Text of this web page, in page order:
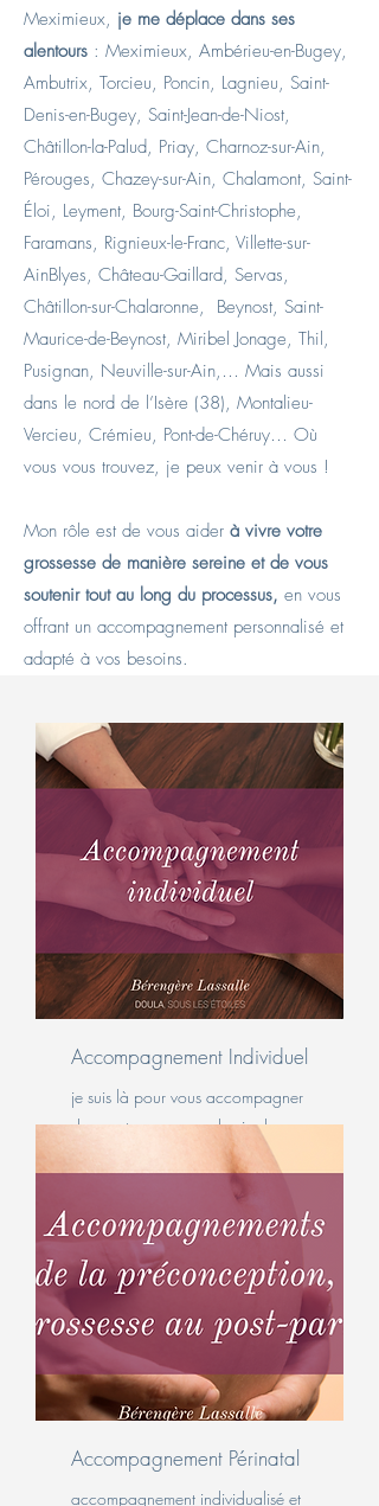
Meximieux, je me déplace dans ses
alentours : Meximieux, Ambérieu-en-Bugey,
Ambutrix, Torcieu, Poncin, Lagnieu, Saint-
Denis-en-Bugey, Saint-Jean-de-Niost,
Châtillon-la-Palud, Priay, Charnoz-sur-Ain,
Pérouges, Chazey-sur-Ain, Chalamont, Saint-
Éloi, Leyment, Bourg-Saint-Christophe,
Faramans, Rignieux-le-Franc, Villette-sur-
AinBlyes, Château-Gaillard, Servas,
Châtillon-sur-Chalaronne, Beynost, Saint-
Maurice-de-Beynost, Miribel Jonage, Thil,
Pusignan, Neuville-sur-Ain,… Mais aussi
dans le nord de l’Isère (38), Montalieu-
Vercieu, Crémieu, Pont-de-Chéruy… Où
vous vous trouvez, je peux venir à vous !
Mon rôle est de vous aider à vivre votre
grossesse de manière sereine et de vous
soutenir tout au long du processus, en vous
offrant un accompagnement personnalisé et
adapté à vos besoins.
Accompagnement Individuel
je suis là pour vous accompagner
dans votre parcours de vie de
femme, quel qu'il soit
Accompagnement Périnatal
accompagnement individualisé et